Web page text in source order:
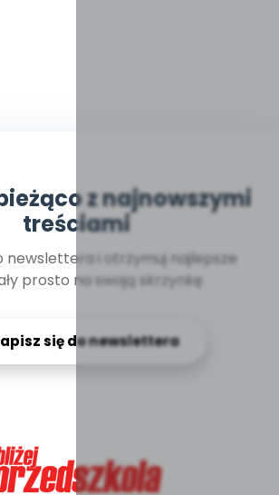
z najnowszymi
treściami
newslettera i otrzymuj najlepsze
prosto na swoją skrzynkę
się do newslettera